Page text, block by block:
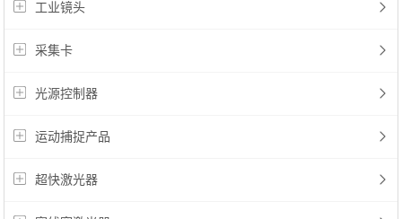
工业镜头
采集卡
光源控制器
运动捕捉产品
超快激光器